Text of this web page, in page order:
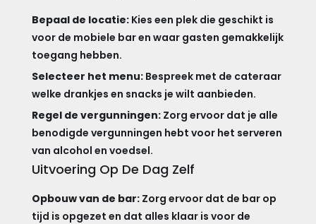
Bepaal de locatie:Kies een plek die geschikt is
voor de mobiele bar en waar gasten gemakkelijk
toegang hebben.
Selecteer het menu:Bespreek met de cateraar
welke drankjes en snacks je wilt aanbieden.
Regel de vergunningen:Zorg ervoor dat je alle
benodigde vergunningen hebt voor het serveren
van alcohol en voedsel.
Uitvoering Op De Dag Zelf
Opbouw van de bar:Zorg ervoor dat de bar op
tijd is opgezet en dat alles klaar is voor de